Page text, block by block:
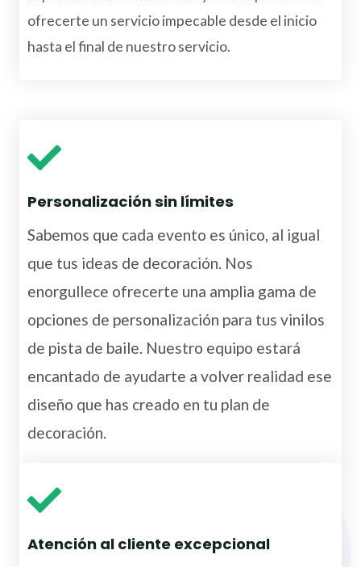
ofrecerte un servicio impecable desde el inicio
hasta el final de nuestro servicio.
Personalización sin límites
Sabemos que cada evento es único, al igual
que tus ideas de decoración. Nos
enorgullece ofrecerte una amplia gama de
opciones de personalización para tus vinilos
de pista de baile. Nuestro equipo estará
encantado de ayudarte a volver realidad ese
diseño que has creado en tu plan de
decoración.
Atención al cliente excepcional